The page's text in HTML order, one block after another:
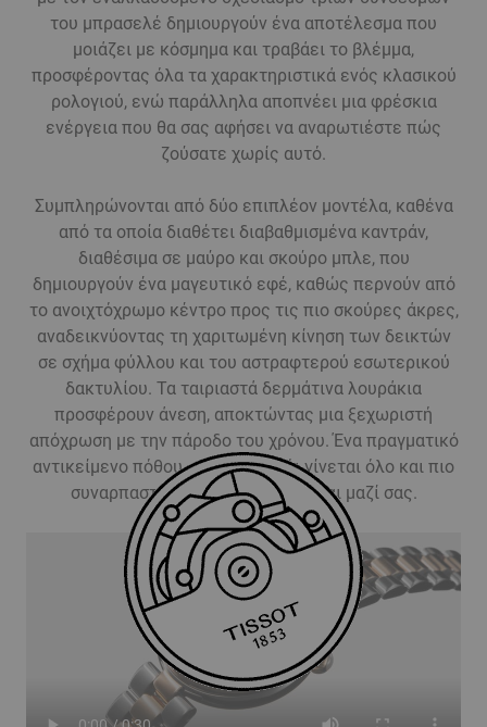
του μπρασελέ δημιουργούν ένα αποτέλεσμα που
μοιάζει με κόσμημα και τραβάει το βλέμμα,
προσφέροντας όλα τα χαρακτηριστικά ενός κλασικού
ρολογιού, ενώ παράλληλα αποπνέει μια φρέσκια
ενέργεια που θα σας αφήσει να αναρωτιέστε πώς
ζούσατε χωρίς αυτό.
Συμπληρώνονται από δύο επιπλέον μοντέλα, καθένα
από τα οποία διαθέτει διαβαθμισμένα καντράν,
διαθέσιμα σε μαύρο και σκούρο μπλε, που
δημιουργούν ένα μαγευτικό εφέ, καθώς περνούν από
το ανοιχτόχρωμο κέντρο προς τις πιο σκούρες άκρες,
αναδεικνύοντας τη χαριτωμένη κίνηση των δεικτών
σε σχήμα φύλλου και του αστραφτερού εσωτερικού
δακτυλίου. Τα ταιριαστά δερμάτινα λουράκια
προσφέρουν άνεση, αποκτώντας μια ξεχωριστή
απόχρωση με την πάροδο του χρόνου. Ένα πραγματικό
αντικείμενο πόθου, αυτό το ρολόι γίνεται όλο και πιο
συναρπαστικό καθώς εξελίσσεται μαζί σας.